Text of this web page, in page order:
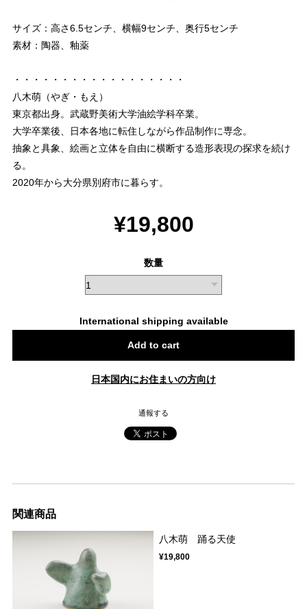
サイズ：高さ6.5センチ、横幅9センチ、奥行5センチ
素材：陶器、釉薬
・・・・・・・・・・・・・・・・・・
八木萌（やぎ・もえ）
東京都出身。武蔵野美術大学油絵学科卒業。
大学卒業後、日本各地に転住しながら作品制作に専念。
抽象と具象、絵画と立体を自由に横断する造形表現の探求を続け
る。
2020年から大分県別府市に暮らす。
¥19,800
数量
International shipping available
Add to cart
日本国内にお住まいの方向け
通報する
関連商品
八木萌 踊る天使
¥19,800